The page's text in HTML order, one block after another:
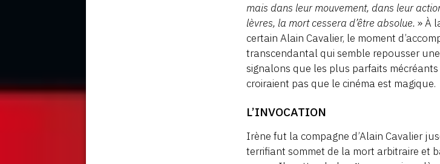
mais dans leur mouvement, dans leur
lèvres, la mort cessera d’être absolue. » À
certain Alain Cavalier, le moment
transcendantal qui semble repousser
signalons que les plus parfaits
croiraient pas que le cinéma est magique.
L’INVOCATION
Irène fut la compagne d’Alain Cavalier
terrifiant sommet de la mort arbitraire et